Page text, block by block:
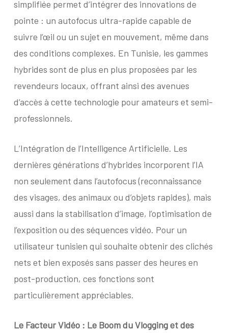
simplifiée permet d’intégrer des innovations de
pointe : un autofocus ultra-rapide capable de
suivre l’œil ou un sujet en mouvement, même dans
des conditions complexes. En Tunisie, les gammes
hybrides sont de plus en plus proposées par les
revendeurs locaux, offrant ainsi des avenues
d’accès à cette technologie pour amateurs et semi-
professionnels.
L’Intégration de l’Intelligence Artificielle. Les
dernières générations d’hybrides incorporent l’IA
non seulement dans l’autofocus (reconnaissance
des visages, des animaux ou d’objets rapides), mais
aussi dans la stabilisation d’image, l’optimisation de
l’exposition ou des séquences vidéo. Pour un
utilisateur tunisien qui souhaite obtenir des clichés
nets et bien exposés sans passer des heures en
post-production, ces fonctions sont
particulièrement appréciables.
Le Facteur Vidéo : Le Boom du Vlogging et des